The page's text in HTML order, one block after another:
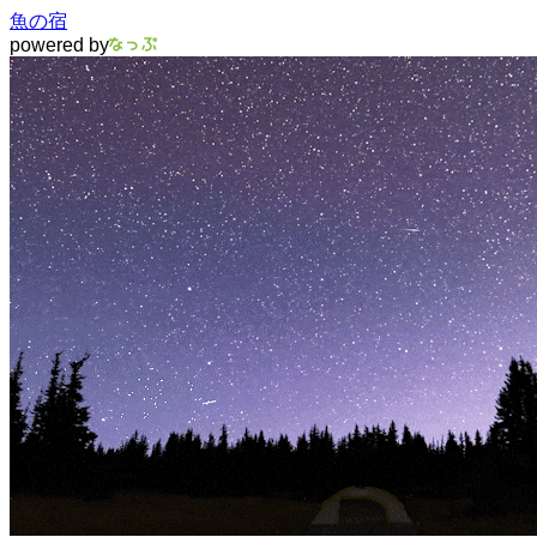
魚の宿
powered by